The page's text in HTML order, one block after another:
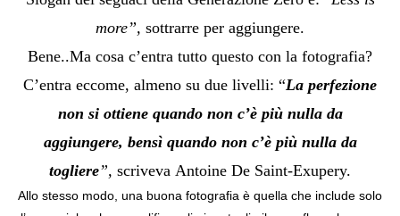
more”, sottrarre per aggiungere.
Bene..Ma cosa c’entra tutto questo con la fotografia?
C’entra eccome, almeno su due livelli: “La perfezione
non si ottiene quando non c’è più nulla da
aggiungere, bensì quando non c’è più nulla da
togliere”, scriveva Antoine De Saint-Exupery.
Allo stesso modo, una buona fotografia è quella che include solo